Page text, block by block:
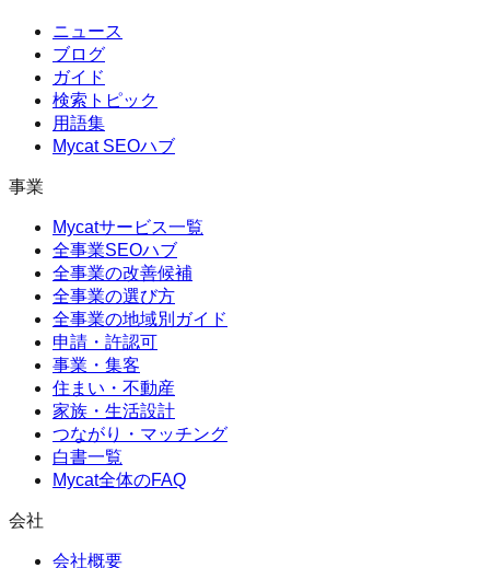
ニュース
ブログ
ガイド
検索トピック
用語集
Mycat SEOハブ
事業
Mycatサービス一覧
全事業SEOハブ
全事業の改善候補
全事業の選び方
全事業の地域別ガイド
申請・許認可
事業・集客
住まい・不動産
家族・生活設計
つながり・マッチング
白書一覧
Mycat全体のFAQ
会社
会社概要